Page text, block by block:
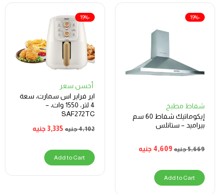
شفاط مطبخ
إيكوماتيك شفاط 60 سم
بيراميد – ستانلس
5,669جنيه 4,609 جنيه
-19%
Add to Cart
أحسن سعر
اير فراير اس سمارت، سعة
4 لتر، 1550 وات، –
SAF272TC
4,102جنيه 3,335جنيه
-19%
Add to Cart